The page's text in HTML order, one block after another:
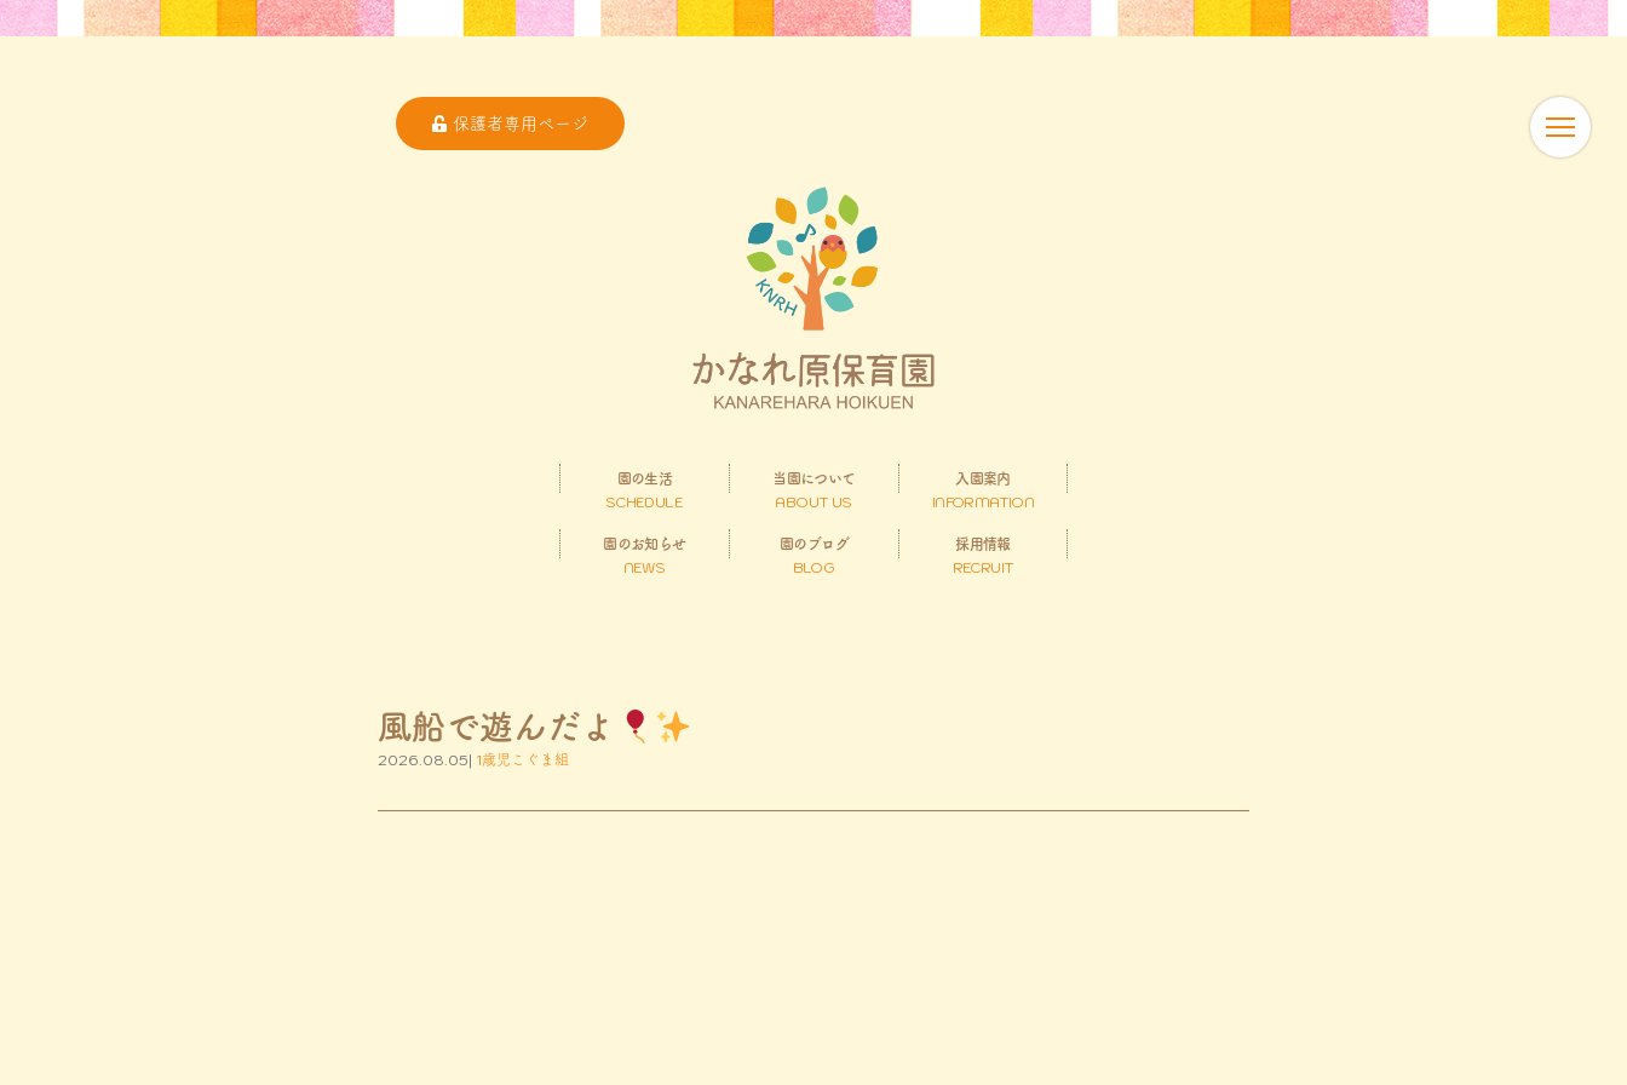
保護者専用ページ
園の生活
SCHEDULE
当園について
ABOUT US
入園案内
INFORMATION
園のお知らせ
NEWS
園のブログ
BLOG
採用情報
RECRUIT
風船で遊んだよ
2026.08.05| 1歳児こぐま組